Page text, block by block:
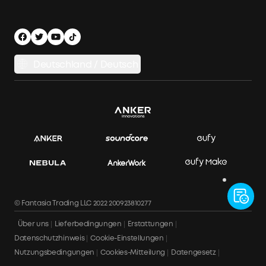
Energiespeichersystem
Balkonkraftwerk-Auswahlhilfe
Finanzierungsplan
Versandbedingungen
Datenschutzhinweis
Impressum
Datensicherheit & Datenschutz
© Fantasia Trading LLC 2022 200923810277
Über uns Lieferbedingungen Erstattungen
Datenschutzhinweis Cookie-Einstellungen
Nutzungsbedingungen Cookies-Mitteilung Datengesetz